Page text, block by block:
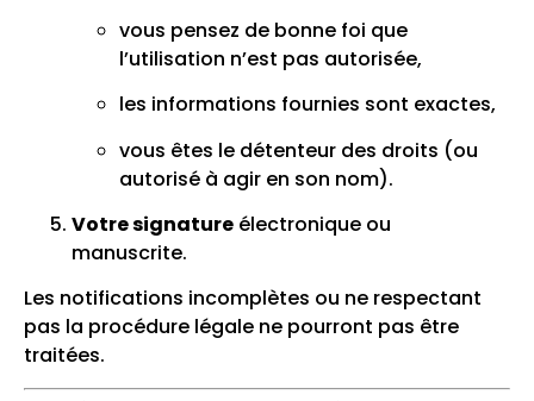
vous pensez de bonne foi que
l’utilisation n’est pas autorisée,
les informations fournies sont exactes,
vous êtes le détenteur des droits (ou
autorisé à agir en son nom).
Votre signature électronique ou
manuscrite.
Les notifications incomplètes ou ne respectant
pas la procédure légale ne pourront pas être
traitées.